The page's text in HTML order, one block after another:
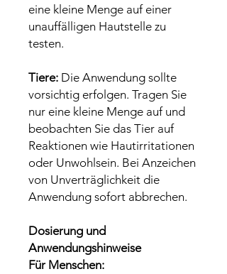
eine kleine Menge auf einer
unauffälligen Hautstelle zu
testen.
Tiere: Die Anwendung sollte
vorsichtig erfolgen. Tragen Sie
nur eine kleine Menge auf und
beobachten Sie das Tier auf
Reaktionen wie Hautirritationen
oder Unwohlsein. Bei Anzeichen
von Unverträglichkeit die
Anwendung sofort abbrechen.
Dosierung und
Anwendungshinweise
Für Menschen: